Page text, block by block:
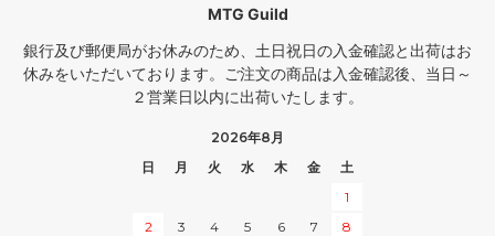
MTG Guild
銀行及び郵便局がお休みのため、土日祝日の入金確認と出荷はお
休みをいただいております。ご注文の商品は入金確認後、当日～
２営業日以内に出荷いたします。
2026年8月
日
月 火 水 木 金
土
1
2
3 4 5 6 7
8